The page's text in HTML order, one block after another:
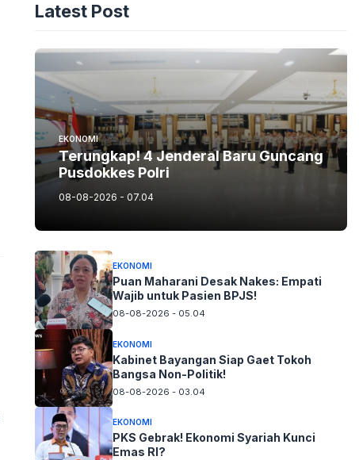
Latest Post
EKONOMI
Terungkap! 4 Jenderal Baru Guncang
Pusdokkes Polri
08-08-2026 - 07.04
EKONOMI
Puan Maharani Desak Nakes: Empati
Wajib untuk Pasien BPJS!
08-08-2026 - 05.04
EKONOMI
Kabinet Bayangan Siap Gaet Tokoh
Bangsa Non-Politik!
08-08-2026 - 03.04
EKONOMI
PKS Gebrak! Ekonomi Syariah Kunci
Emas RI?